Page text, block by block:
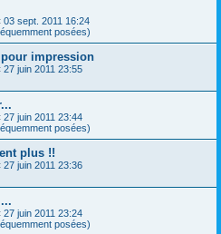
03 sept. 2011 16:24
posées)
impression
27 juin 2011 23:55
27 juin 2011 23:44
posées)
plus !!
27 juin 2011 23:36
27 juin 2011 23:24
posées)